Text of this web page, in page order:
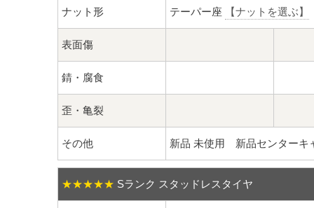
ナット形 テーパー座 【ナットを選ぶ】
表面傷
錆・腐食
歪・亀裂
その他 新品 未使用 新品センターキ
★★★★★ Sランク スタッドレスタイヤ